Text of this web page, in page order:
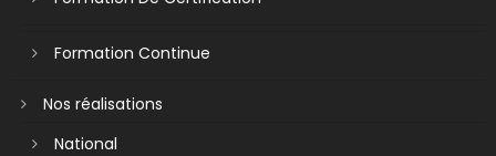
Formation Continue
Nos réalisations
National